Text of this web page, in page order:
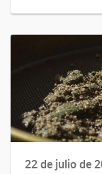
22 de julio de